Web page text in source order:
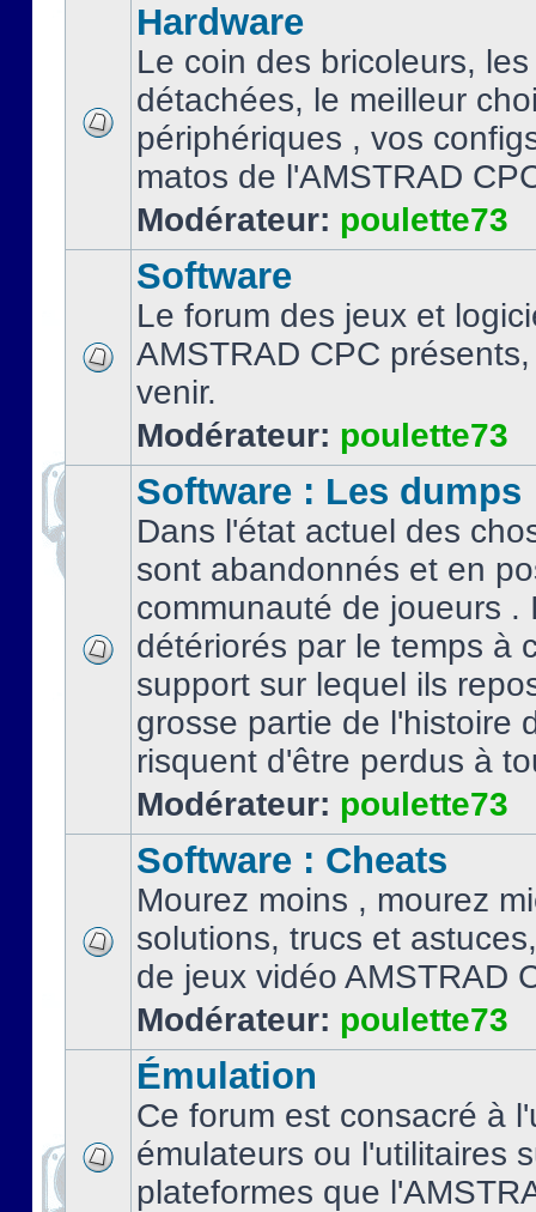
Hardware
Le coin des bricoleurs,
détachées, le meilleur
périphériques , vos
matos de l'AMSTRAD
Modérateur: poulette73
Software
Le forum des jeux et
AMSTRAD CPC
venir.
Modérateur: poulette73
Software : Les dumps
Dans l'état actuel des
sont abandonnés et en
communauté de joueurs .
détériorés par le temps à
support sur lequel ils
grosse partie de l'histoire
risquent d'être perdus à
Modérateur: poulette73
Software : Cheats
Mourez moins , mourez
solutions, trucs et
de jeux vidéo AMSTRAD
Modérateur: poulette73
Émulation
Ce forum est consacré à
émulateurs ou l'utilitaires
plateformes que